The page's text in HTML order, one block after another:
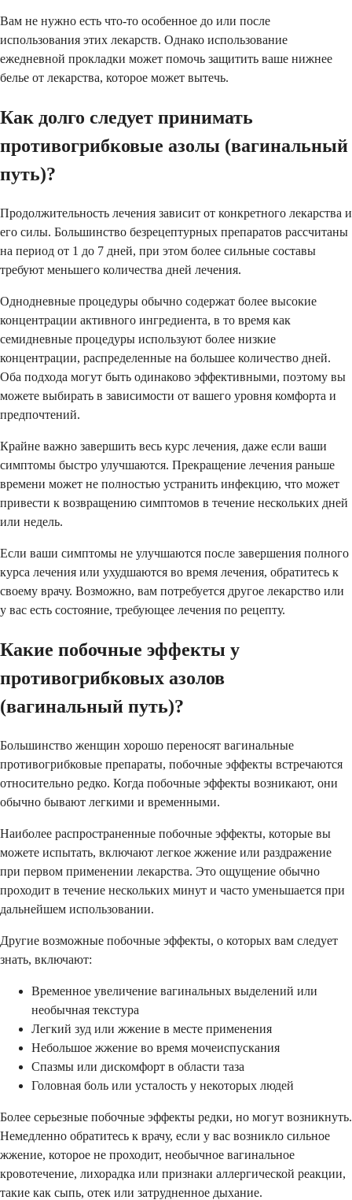
Вам не нужно есть что-то особенное до или после
использования этих лекарств. Однако использование
ежедневной прокладки может помочь защитить ваше нижнее
белье от лекарства, которое может вытечь.
Как долго следует принимать
противогрибковые азолы (вагинальный
путь)?
Продолжительность лечения зависит от конкретного лекарства и
его силы. Большинство безрецептурных препаратов рассчитаны
на период от 1 до 7 дней, при этом более сильные составы
требуют меньшего количества дней лечения.
Однодневные процедуры обычно содержат более высокие
концентрации активного ингредиента, в то время как
семидневные процедуры используют более низкие
концентрации, распределенные на большее количество дней.
Оба подхода могут быть одинаково эффективными, поэтому вы
можете выбирать в зависимости от вашего уровня комфорта и
предпочтений.
Крайне важно завершить весь курс лечения, даже если ваши
симптомы быстро улучшаются. Прекращение лечения раньше
времени может не полностью устранить инфекцию, что может
привести к возвращению симптомов в течение нескольких дней
или недель.
Если ваши симптомы не улучшаются после завершения полного
курса лечения или ухудшаются во время лечения, обратитесь к
своему врачу. Возможно, вам потребуется другое лекарство или
у вас есть состояние, требующее лечения по рецепту.
Какие побочные эффекты у
противогрибковых азолов
(вагинальный путь)?
Большинство женщин хорошо переносят вагинальные
противогрибковые препараты, побочные эффекты встречаются
относительно редко. Когда побочные эффекты возникают, они
обычно бывают легкими и временными.
Наиболее распространенные побочные эффекты, которые вы
можете испытать, включают легкое жжение или раздражение
при первом применении лекарства. Это ощущение обычно
проходит в течение нескольких минут и часто уменьшается при
дальнейшем использовании.
Другие возможные побочные эффекты, о которых вам следует
знать, включают:
Временное увеличение вагинальных выделений или
необычная текстура
Легкий зуд или жжение в месте применения
Небольшое жжение во время мочеиспускания
Спазмы или дискомфорт в области таза
Головная боль или усталость у некоторых людей
Более серьезные побочные эффекты редки, но могут возникнуть.
Немедленно обратитесь к врачу, если у вас возникло сильное
жжение, которое не проходит, необычное вагинальное
кровотечение, лихорадка или признаки аллергической реакции,
такие как сыпь, отек или затрудненное дыхание.